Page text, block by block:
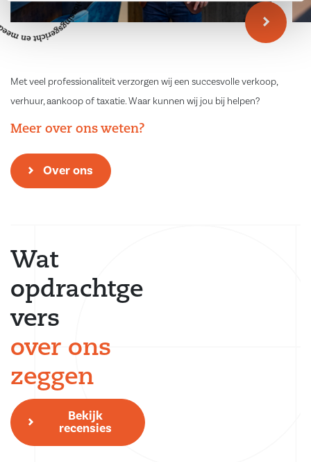
Met veel professionaliteit verzorgen wij een succesvolle verkoop,
verhuur, aankoop of taxatie. Waar kunnen wij jou bij helpen?
Meer over ons weten?
Over ons
Wat
opdrachtge
vers
over ons
zeggen
Bekijk
recensies